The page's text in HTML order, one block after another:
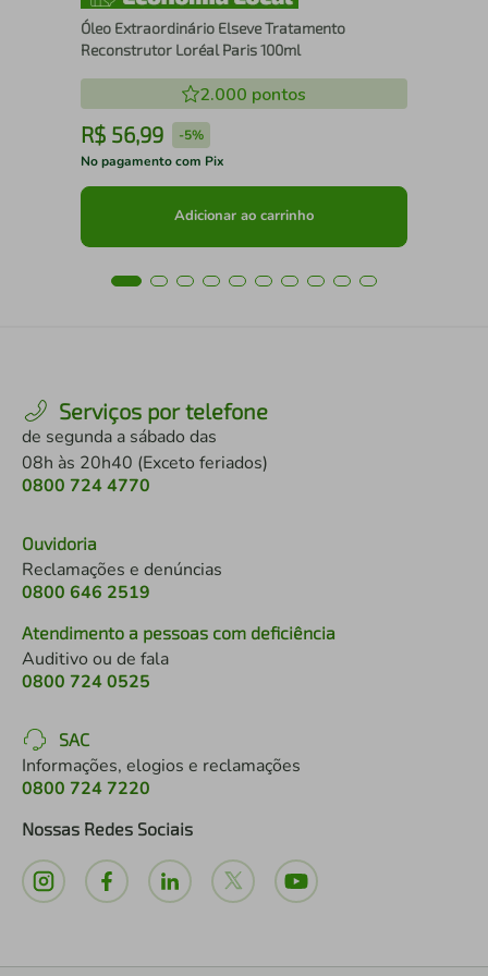
Óleo Extraordinário Elseve Tratamento
Reconstrutor Loréal Paris 100ml
2.000 pontos
R$ 56,99 -5%
No pagamento com Pix
Adicionar ao carrinho
Serviços por telefone
de segunda a sábado das
08h às 20h40 (Exceto feriados)
0800 724 4770
Ouvidoria
Reclamações e denúncias
0800 646 2519
Atendimento a pessoas com deficiência
Auditivo ou de fala
0800 724 0525
SAC
Informações, elogios e reclamações
0800 724 7220
Nossas Redes Sociais